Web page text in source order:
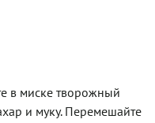
в миске творожный
и муку. Перемешайте